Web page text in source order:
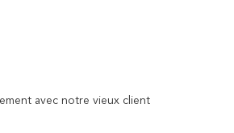
avec notre vieux client